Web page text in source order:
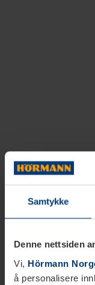
Samtykke
Denne nettsiden
Vi, Hörmann
å personalisere